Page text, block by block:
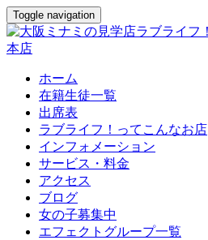
Toggle navigation
ホーム
在籍生徒一覧
出席表
ラブライフ！ってこんなお店
インフォメーション
サービス・料金
アクセス
ブログ
女の子募集中
エフェクトグループ一覧